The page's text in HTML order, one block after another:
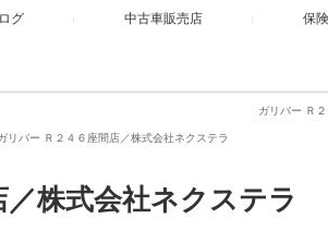
グ 中古車販売店 保
ガリバー Ｒ
リバー Ｒ２４６座間店／株式会社ネクステラ
株式会社ネクステラ